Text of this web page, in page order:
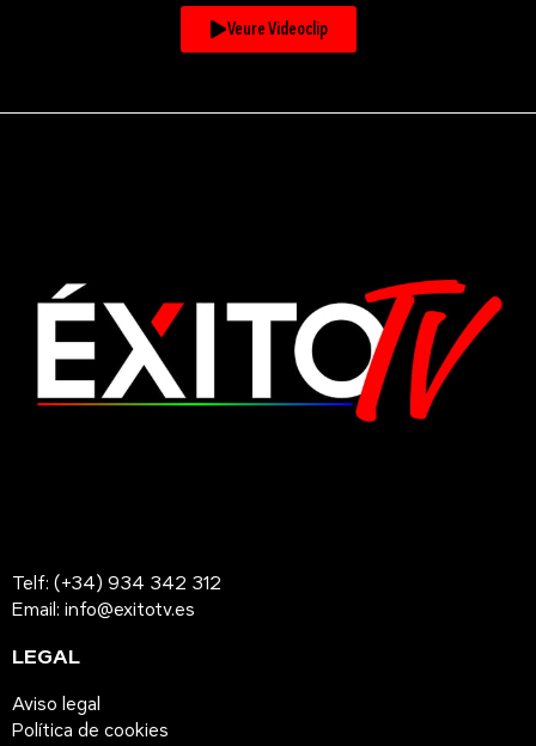
Veure Videoclip
Telf: (+34) 934 342 312
Email: info@exitotv.es
LEGAL
Aviso legal
Política de cookies